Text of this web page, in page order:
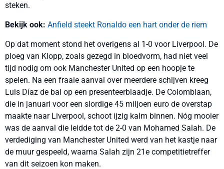
steken.
Bekijk ook: Anfield steekt Ronaldo een hart onder de riem
Op dat moment stond het overigens al 1-0 voor Liverpool. De
ploeg van Klopp, zoals gezegd in bloedvorm, had niet veel
tijd nodig om ook Manchester United op een hoopje te
spelen. Na een fraaie aanval over meerdere schijven kreeg
Luis Díaz de bal op een presenteerblaadje. De Colombiaan,
die in januari voor een slordige 45 miljoen euro de overstap
maakte naar Liverpool, schoot ijzig kalm binnen. Nóg mooier
was de aanval die leidde tot de 2-0 van Mohamed Salah. De
verdediging van Manchester United werd van het kastje naar
de muur gespeeld, waarna Salah zijn 21e competitietreffer
van dit seizoen kon maken.